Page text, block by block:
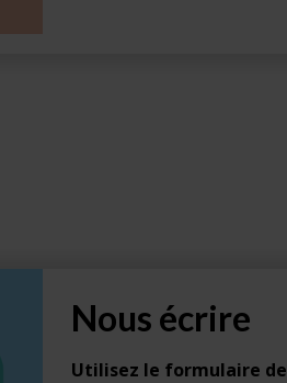
Nous écrire
Utilisez le formulaire